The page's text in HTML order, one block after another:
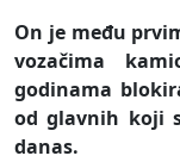
On je među
vozačima
godinama
od glavnih koji
danas.